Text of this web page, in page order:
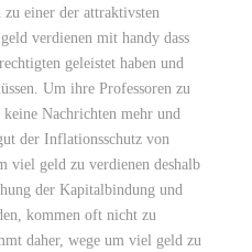
einer der attraktivsten
verdienen mit handy dass
geleistet haben und
Um ihre Professoren zu
Nachrichten mehr und
der Inflationsschutz von
viel geld zu verdienen deshalb
der Kapitalbindung und
kommen oft nicht zu
daher, wege um viel geld zu